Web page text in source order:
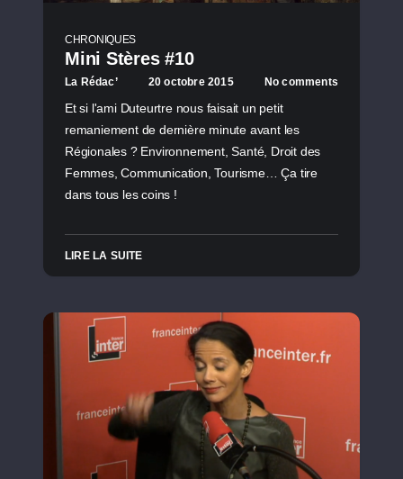
CHRONIQUES
Mini Stères #10
La Rédac’ 20 octobre 2015 No comments
Et si l'ami Duteurtre nous faisait un petit
remaniement de dernière minute avant les
Régionales ? Environnement, Santé, Droit des
Femmes, Communication, Tourisme… Ça tire
dans tous les coins !
LIRE LA SUITE